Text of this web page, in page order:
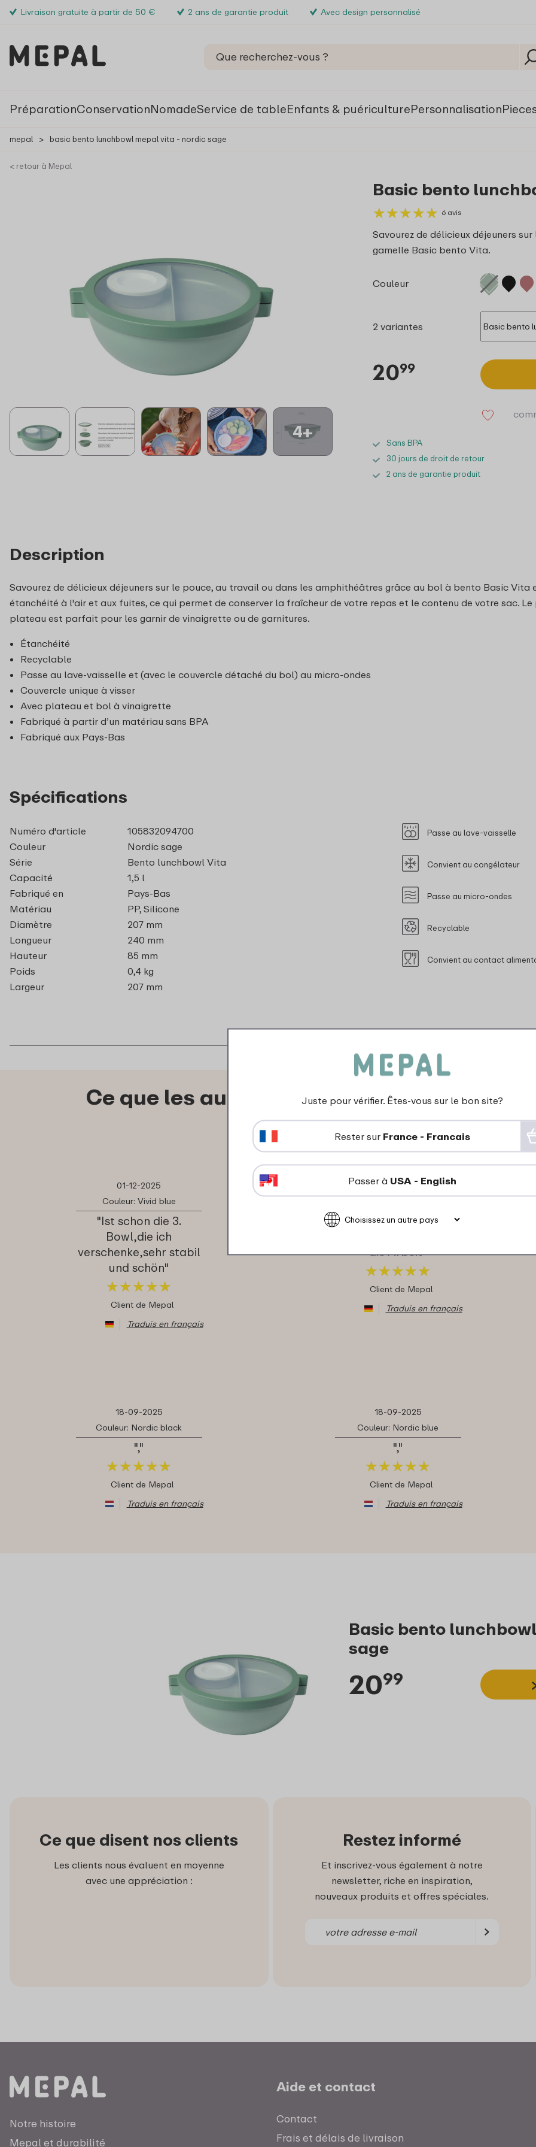
Livraison gratuite à partir de 50 € 2 ans de garantie produit Avec design personnalisé
PréparationConservationNomadeService de tableEnfants & puériculturePersonnalisation
mepal > basic bento lunchbowl mepal vita - nordic sage
< retour à Mepal
4+
Basic bento
★★★★★
★★★★★ 6 avis
Savourez de délicieux déjeuners
gamelle Basic bento Vita.
Couleur
2 variantes
2099
Sans BPA
30 jours de droit de retour
2 ans de garantie produit
Description
Savourez de délicieux déjeuners sur le pouce, au travail ou dans les amphithéâtres grâce au bol à bento Basic Vita
étanchéité à l'air et aux fuites, ce qui permet de conserver la fraîcheur de votre repas et le contenu de votre sac.
plateau est parfait pour les garnir de vinaigrette ou de garnitures.
Étanchéité
Recyclable
Passe au lave-vaisselle et (avec le couvercle détaché du bol) au micro-ondes
Couvercle unique à visser
Avec plateau et bol à vinaigrette
Fabriqué à partir d’un matériau sans BPA
Fabriqué aux Pays-Bas
Spécifications
Numéro d'article
105832094700
Couleur
Nordic sage
Série
Bento lunchbowl Vita
Capacité
1,5 l
Fabriqué en
Pays-Bas
Matériau
PP, Silicone
Diamètre
207 mm
Longueur
240 mm
Hauteur
85 mm
Poids
0,4 kg
Largeur
207 mm
Passe au lave-vaisselle
Convient au congélateur
Passe au micro-ondes
Recyclable
Convient au contact
Ce que les autres disent à propos de
vita:
01-12-2025
Couleur: Vivid blue
"Ist schon die 3.
Bowl,die ich
verschenke,sehr stabil
und schön"
★★★★★
★★★★★
Client de Mepal
Traduis en français
20-10-2025
"Sehr schöne Größe
die Arbeit"
★★★★★
★★★★★
Client de Mepal
Traduis en français
18-09-2025
Couleur: Nordic black
","
★★★★★
★★★★★
Client de Mepal
Traduis en français
18-09-2025
Couleur: Nordic blue
","
★★★★★
★★★★★
Client de Mepal
Traduis en français
Basic bento
sage
2099
Ce que disent nos clients
Les clients nous évaluent en moyenne
avec une appréciation :
Restez informé
Et inscrivez-vous également à notre
newsletter, riche en inspiration,
nouveaux produits et offres spéciales.
Notre histoire
Mepal et durabilité
Aide et contact
Contact
Frais et délais de livraison
Juste pour vérifier. Êtes-vous sur le bon site?
Rester sur France - Francais
Passer à USA - English